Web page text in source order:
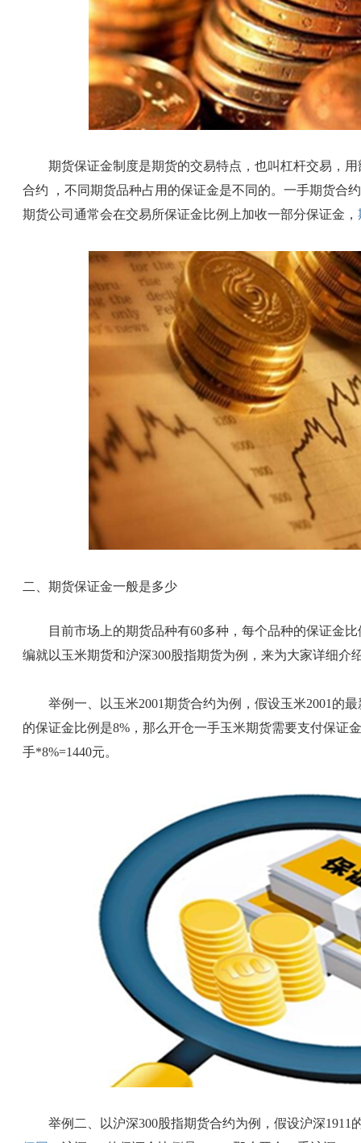
期货保证金制度是期货的交易特点，也叫杠杆交易，用
合约 ，不同期货品种占用的保证金是不同的。一手期货合
期货公司通常会在交易所保证金比例上加收一部分保证金，
二、期货保证金一般是多少
目前市场上的期货品种有60多种，每个品种的保证金比
编就以玉米期货和沪深300股指期货为例，来为大家详细介
举例一、以玉米2001期货合约为例，假设玉米2001的最
的保证金比例是8%，那么开仓一手玉米期货需要支付保证
手*8%=1440元。
举例二、以沪深300股指期货合约为例，假设沪深1911